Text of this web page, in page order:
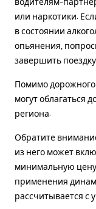
или наркотики.
в состоянии
опьянения,
завершить
Помимо дорожного
могут облагаться
региона.
Обратите
из него может
минимальную цену
применения
рассчитывается